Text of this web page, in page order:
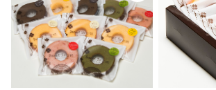
当社について
お知らせ
ホール
親カテゴリ
子カテゴリ